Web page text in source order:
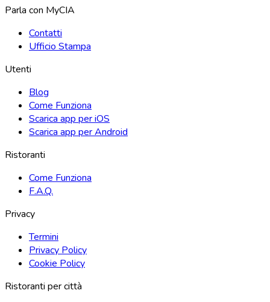
Parla con MyCIA
Contatti
Ufficio Stampa
Utenti
Blog
Come Funziona
Scarica app per iOS
Scarica app per Android
Ristoranti
Come Funziona
F.A.Q.
Privacy
Termini
Privacy Policy
Cookie Policy
Ristoranti per città